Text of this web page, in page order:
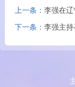
上一条： 李强在
下一条： 李强主